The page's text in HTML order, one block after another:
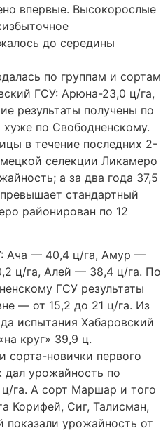
впервые. Высокорослые
до середины
по группам и сортам
ГСУ: Арюна-23,0 ц/га,
результаты получены по
по Свободненскому.
в течение последних 2-
селекции Ликамеро
а за два года 37,5
стандартный
районирован по 12
Ача — 40,4 ц/га, Амур —
ц/га, Алей — 38,4 ц/га. По
ГСУ результаты
— от 15,2 до 21 ц/га. Из
испытания Хабаровский
круг» 39,9 ц.
сорта-новички первого
дал урожайность по
га. А сорт Маршар и того
Корифей, Сиг, Талисман,
показали урожайность от